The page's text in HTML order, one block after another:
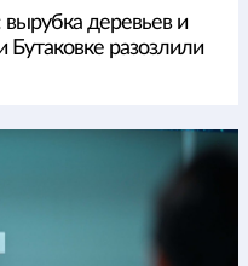
вырубка деревьев и
разозлили